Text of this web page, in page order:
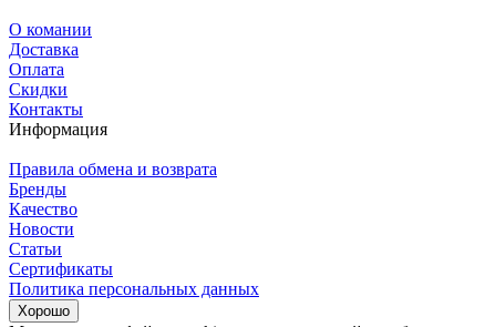
О комании
Доставка
Оплата
Скидки
Контакты
Информация
Правила обмена и возврата
Бренды
Качество
Новости
Статьи
Сертификаты
Политика персональных данных
Хорошо